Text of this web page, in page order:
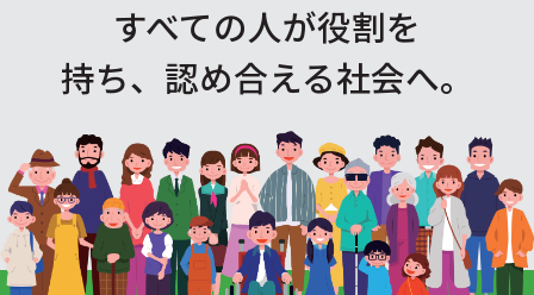
すべての人が役割を
持ち、認め合える社会へ。